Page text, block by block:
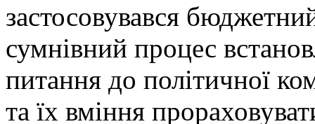
застосовувався
сумнівний процес
питання до політичної
та їх вміння